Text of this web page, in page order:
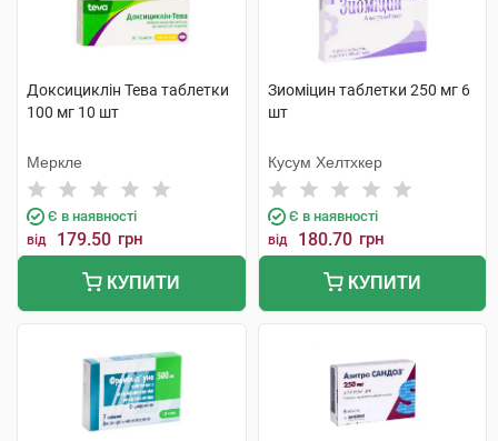
Доксициклін Тева таблетки
100 мг 10 шт
Меркле
Є в наявності
від 179.50 грн
КУПИТИ
Зиоміцин таблетки 250 мг 6
шт
Кусум Хелтхкер
Є в наявності
від 180.70 грн
КУПИТИ